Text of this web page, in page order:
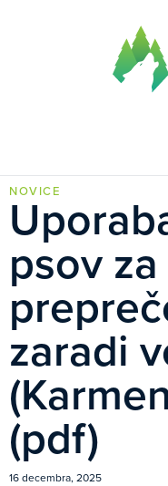
NOVICE
psov za
zaradi
(pdf)
16 decembra, 2025